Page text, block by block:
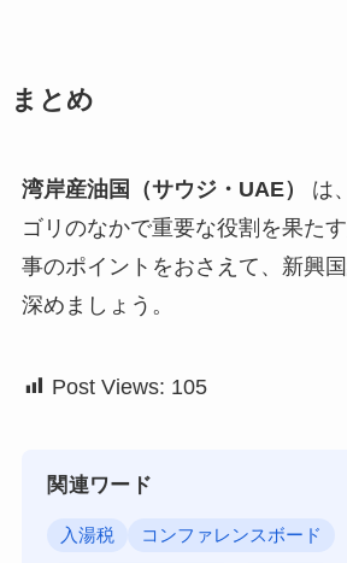
まとめ
湾岸産油国（サウジ・UAE）
は
ゴリのなかで重要な役割を果た
事のポイントをおさえて、新興
深めましょう。
Post Views: 105
関連ワード
入湯税 コンファレンスボード